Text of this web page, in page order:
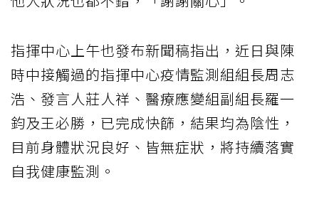
指揮中心上午也發布新聞稿指出，近日與陳
時中接觸過的指揮中心疫情監測組組長周志
浩、發言人莊人祥、醫療應變組副組長羅一
鈞及王必勝，已完成快篩，結果均為陰性，
目前身體狀況良好、皆無症狀，將持續落實
自我健康監測。